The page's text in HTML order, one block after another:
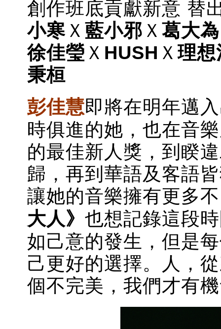
創作班底貢獻新意 替
小寒 Ｘ 藍小邪 Ｘ 葛大為
徐佳瑩 Ｘ HUSH Ｘ理想
秉桓
彭佳慧即將在明年邁
時俱進的她，也在音
的最佳新人獎，到睽
歸，再到華語及客語
讓她的音樂擁有更多
大人》 也想記錄這段
如己意的發生，但是
己更好的選擇。人，
個不完美，我們才有